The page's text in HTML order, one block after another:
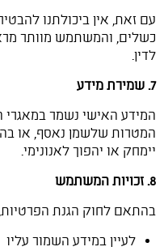
עם זאת, אין ביכולתנו
כשלים, והמשתמש מוותר
לדין.
7. שמירת מידע
המידע האישי נשמר
המטרות שלשמן נאסף, או
יימחק או יהפוך לאנונימי.
8. זכויות המשתמש
בהתאם לחוק הגנת
לעיין במידע השמור עליו